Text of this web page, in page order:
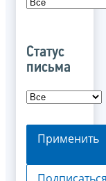
Статус
письма
Применить